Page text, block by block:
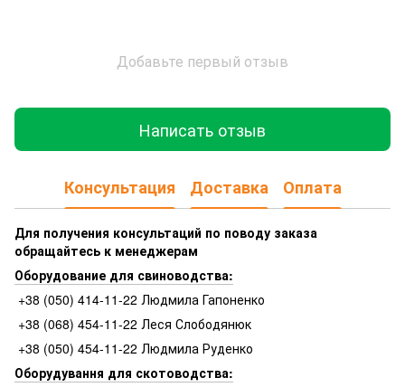
Добавьте первый отзыв
Написать отзыв
Консультация Доставка Оплата
Для получения консультаций по поводу заказа
обращайтесь к менеджерам
Оборудование для свиноводства:
+38 (050) 414-11-22 Людмила Гапоненко
+38 (068) 454-11-22 Леся Слободянюк
+38 (050) 454-11-22 Людмила Руденко
Оборудування для скотоводства: